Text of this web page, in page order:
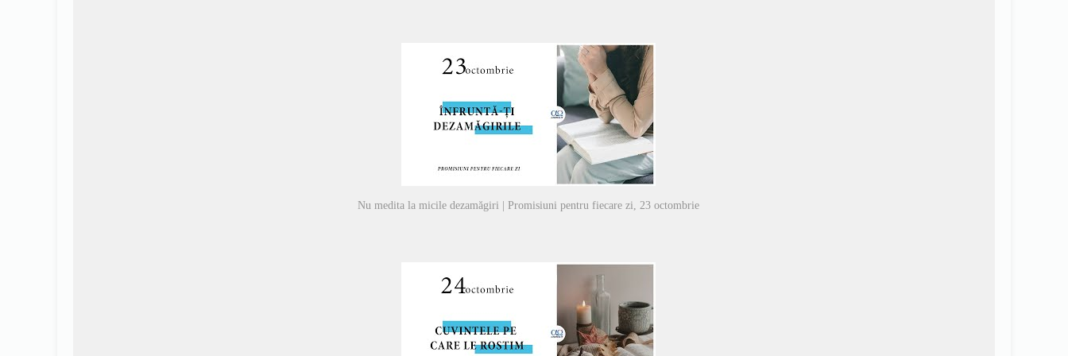
Nu medita la micile dezamăgiri | Promisiuni pentru fiecare zi, 23 octombrie